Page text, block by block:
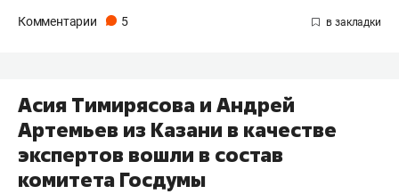
Комментарии 5
Асия Тимирясова и Андрей
Артемьев из Казани в качестве
экспертов вошли в состав
комитета Госдумы